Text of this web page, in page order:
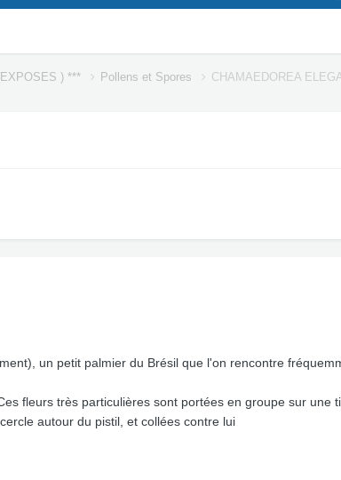
) *** Pollens et Spores CHAMAEDOREA
un petit palmier du Brésil que l'on rencontre
fleurs très particulières sont portées en groupe sur une
autour du pistil, et collées contre lui